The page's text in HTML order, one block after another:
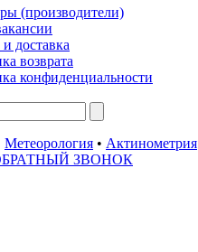
(производители)
доставка
возврата
конфиденциальности
Метеорология • Актинометрия
ЗВОНОК